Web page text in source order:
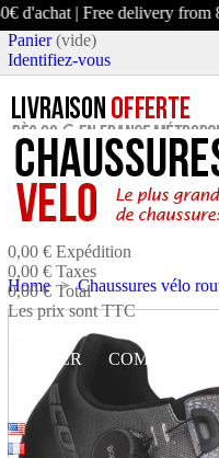
| Free delivery from 80€
Panier (vide)
Identifiez-vous
article (vide)
Aucun produit
0,00 € Expédition
0,00 € Taxes
0,00 € Total
Les prix sont TTC
PANIER
Home > Chaussures vélo